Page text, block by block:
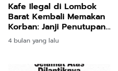
Kafe Ilegal di Lombok
Barat Kembali Memakan
Korban: Janji Penutupan
Bupati Hanya Omon
4 bulan yang lalu